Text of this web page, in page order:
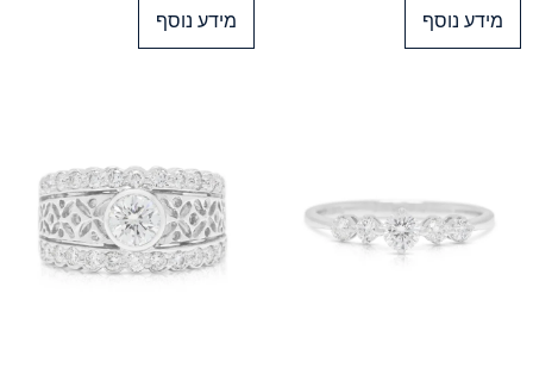
מידע נוסף מידע נוסף